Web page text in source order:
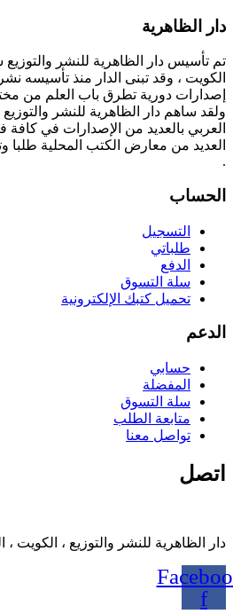
دار الظاهرية
الكويت ، وقد تبنى الدار منذ تأسيسه
إصدارات دورية تطرق باب العلم من
ولقد ساهم دار الظاهرية للنشر
العربي بالعديد من الإصدارات في
العديد من معارض الكتب المحلية طلبا
.
الحساب
التسجيل
طلباتي
الدفع
سلة التسوق
تحميل كتبك الإلكترونية
الدعم
حسابي
المفضلة
سلة التسوق
متابعة الطلب
تواصل معنا
اتصل
دار الظاهرية للنشر والتوزيع ، الكويت ،
f